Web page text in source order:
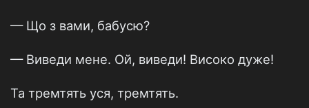
— Що з вами, бабусю?
— Виведи мене. Ой, виведи! Високо дуже!
Та тремтять уся, тремтять.